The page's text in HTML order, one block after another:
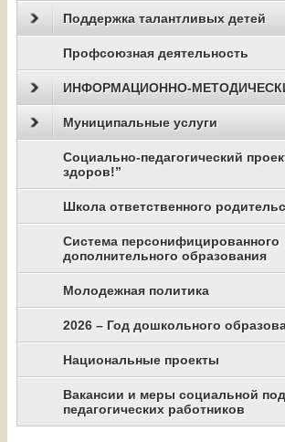
Поддержка талантливых детей
Профсоюзная деятельность
ИНФОРМАЦИОННО-
Муниципальные услуги
Социально-педагогический
здоров!”
Школа ответственного
Система персонифицированного
дополнительного образования
Молодежная политика
2026 – Год дошкольного
Национальные проекты
Вакансии и меры социальной
педагогических работников